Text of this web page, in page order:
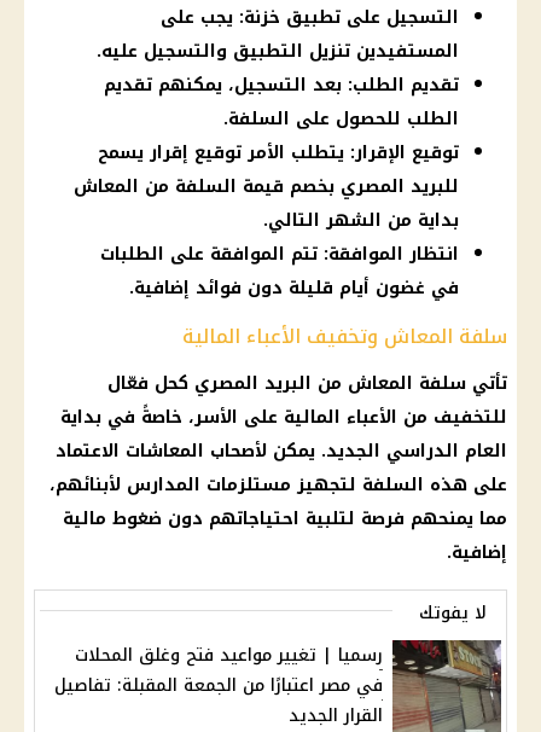
التسجيل على تطبيق خزنة: يجب على
المستفيدين تنزيل التطبيق والتسجيل عليه.
تقديم الطلب: بعد التسجيل، يمكنهم تقديم
الطلب للحصول على السلفة.
توقيع الإقرار: يتطلب الأمر توقيع إقرار يسمح
للبريد المصري بخصم قيمة السلفة من المعاش
بداية من الشهر التالي.
انتظار الموافقة: تتم الموافقة على الطلبات
في غضون أيام قليلة دون فوائد إضافية.
سلفة المعاش وتخفيف الأعباء المالية
تأتي سلفة المعاش من البريد المصري كحل فعّال
للتخفيف من الأعباء المالية على الأسر، خاصةً في بداية
العام الدراسي الجديد. يمكن لأصحاب المعاشات الاعتماد
على هذه السلفة لتجهيز مستلزمات المدارس لأبنائهم،
مما يمنحهم فرصة لتلبية احتياجاتهم دون ضغوط مالية
إضافية.
لا يفوتك
رسميا | تغيير مواعيد فتح وغلق المحلات
في مصر اعتبارًا من الجمعة المقبلة: تفاصيل
القرار الجديد